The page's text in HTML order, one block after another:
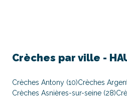
Crèches par ville -
Crèches Antony (10)Crèches
Crèches Asnières-sur-seine (28)